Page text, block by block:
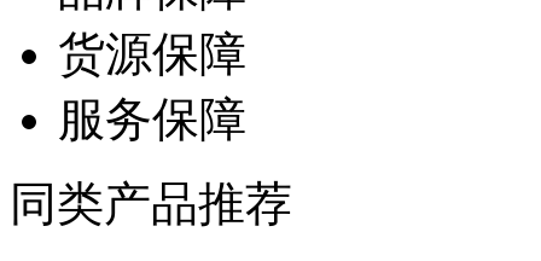
货源保障
服务保障
同类产品推荐